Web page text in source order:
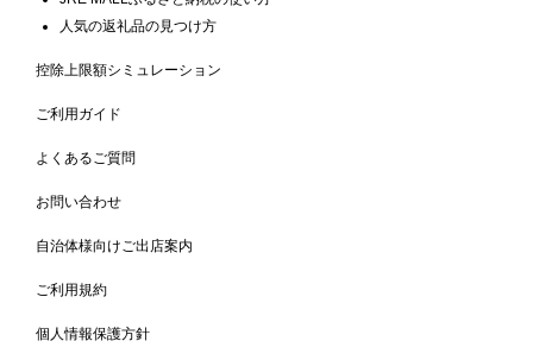
人気の返礼品の見つけ方
控除上限額シミュレーション
ご利用ガイド
よくあるご質問
お問い合わせ
自治体様向けご出店案内
ご利用規約
個人情報保護方針